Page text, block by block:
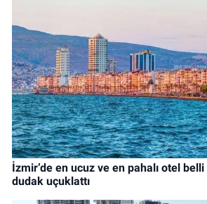
İzmir’de en ucuz ve en pahalı otel
dudak uçuklattı